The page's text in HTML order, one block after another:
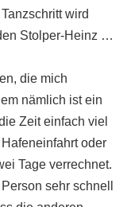
wird
Stolper-Heinz …
die mich
nämlich ist ein
Zeit einfach viel
oder
Tage verrechnet.
sehr schnell